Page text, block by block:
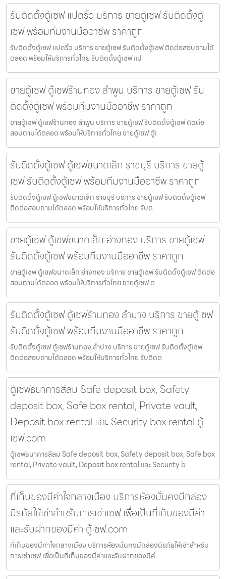
รับติดตั้งตู้เซฟ แปดริ้ว บริการ ขายตู้เซฟ รับติดตั้งตู้
เซฟ พร้อมทีมงานมืออาชีพ ราคาถูก
รับติดตั้งตู้เซฟ แปดริ้ว บริการ ขายตู้เซฟ รับติดตั้งตู้เซฟ ติดต่อสอบถามได้
ตลอด พร้อมให้บริการทั่วไทย รับติดตั้งตู้เซฟ แป
ขายตู้เซฟ ตู้เซฟร้านทอง ลำพูน บริการ ขายตู้เซฟ รับ
ติดตั้งตู้เซฟ พร้อมทีมงานมืออาชีพ ราคาถูก
ขายตู้เซฟ ตู้เซฟร้านทอง ลำพูน บริการ ขายตู้เซฟ รับติดตั้งตู้เซฟ ติดต่อ
สอบถามได้ตลอด พร้อมให้บริการทั่วไทย ขายตู้เซฟ ตู้เ
รับติดตั้งตู้เซฟ ตู้เซฟขนาดเล็ก ราชบุรี บริการ ขายตู้
เซฟ รับติดตั้งตู้เซฟ พร้อมทีมงานมืออาชีพ ราคาถูก
รับติดตั้งตู้เซฟ ตู้เซฟขนาดเล็ก ราชบุรี บริการ ขายตู้เซฟ รับติดตั้งตู้เซฟ
ติดต่อสอบถามได้ตลอด พร้อมให้บริการทั่วไทย รับต
ขายตู้เซฟ ตู้เซฟขนาดเล็ก อ่างทอง บริการ ขายตู้เซฟ
รับติดตั้งตู้เซฟ พร้อมทีมงานมืออาชีพ ราคาถูก
ขายตู้เซฟ ตู้เซฟขนาดเล็ก อ่างทอง บริการ ขายตู้เซฟ รับติดตั้งตู้เซฟ ติดต่อ
สอบถามได้ตลอด พร้อมให้บริการทั่วไทย ขายตู้เซฟ ต
รับติดตั้งตู้เซฟ ตู้เซฟร้านทอง ลำปาง บริการ ขายตู้เซฟ
รับติดตั้งตู้เซฟ พร้อมทีมงานมืออาชีพ ราคาถูก
รับติดตั้งตู้เซฟ ตู้เซฟร้านทอง ลำปาง บริการ ขายตู้เซฟ รับติดตั้งตู้เซฟ
ติดต่อสอบถามได้ตลอด พร้อมให้บริการทั่วไทย รับติดต
ตู้เซฟธนาคารสีลม Safe deposit box, Safety
deposit box, Safe box rental, Private vault,
Deposit box rental และ Security box rental ตู้
เซฟ.com
ตู้เซฟธนาคารสีลม Safe deposit box, Safety deposit box, Safe box
rental, Private vault, Deposit box rental และ Security b
ที่เก็บของมีค่าใจกลางเมือง บริการห้องมั่นคงมีกล่อง
นิรภัยให้เช่าสำหรับการเช่าเซฟ เพื่อเป็นที่เก็บของมีค่า
และรับฝากของมีค่า ตู้เซฟ.com
ที่เก็บของมีค่าใจกลางเมือง บริการห้องมั่นคงมีกล่องนิรภัยให้เช่าสำหรับ
การเช่าเซฟ เพื่อเป็นที่เก็บของมีค่าและรับฝากของมีค่